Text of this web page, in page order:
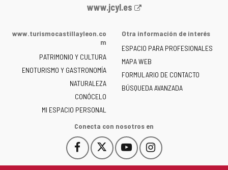
Portal
la
de
Castilla
y
León
-
www.jcyl.es
www.turismocastillayleon.co
m
PATRIMONIO Y CULTURA
ENOTURISMO Y GASTRONOMÍA
NATURALEZA
CONÓCELO
MI ESPACIO PERSONAL
Otra información de interés
ESPACIO PARA PROFESIONALES
MAPA WEB
FORMULARIO DE CONTACTO
BÚSQUEDA AVANZADA
Conecta con nosotros en
Facebook
Este
enlace
Este
enlace
YouTube
Este
enlace
Instagram
Este
enlace